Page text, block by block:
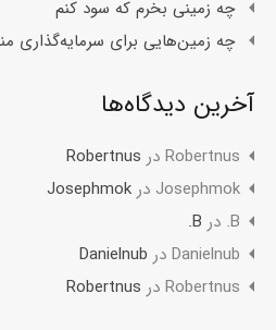
چه زمینی بخرم که سود کنم
چه زمین‌هایی برای سرمایه‌گذاری
آخرین دیدگاه‌ها
Robertnus در Robertnus
Josephmok در Josephmok
B. در B.
Danielnub در Danielnub
Robertnus در Robertnus